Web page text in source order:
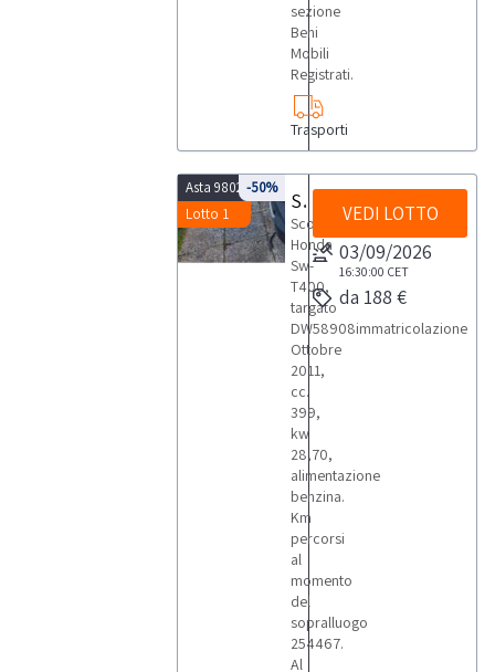
sezione
Beni
Mobili
Registrati.
Trasporti
Asta 9802
Lotto 1
-50%
Scooter Honda Sw-T400,
Scooter
Honda
Sw-
T400,
targato
DW58908immatricolazione
Ottobre
2011,
cc.
399,
kw
28,70,
alimentazione
benzina.
Km
percorsi
al
momento
del
sopralluogo
254467.
Al
VEDI LOTTO
03/09/2026
16:30:00 CET
da 188 €